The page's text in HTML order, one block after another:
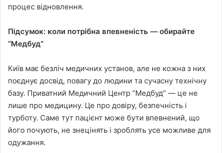
процес відновлення.
Підсумок: коли потрібна впевненість — обирайте
“Медбуд”
Київ має безліч медичних установ, але не кожна з них
поєднує досвід, повагу до людини та сучасну технічну
базу. Приватний Медичний Центр “Медбуд” — це не
лише про медицину. Це про довіру, безпечність і
турботу. Саме тут пацієнт може бути впевнений, що
його почують, не знецінять і зроблять усе можливе для
одужання.